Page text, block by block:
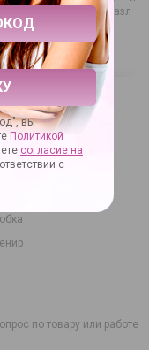
магнит-пазл
хорошее настроение.
по товару или работе
вы
Политикой
согласие на
с